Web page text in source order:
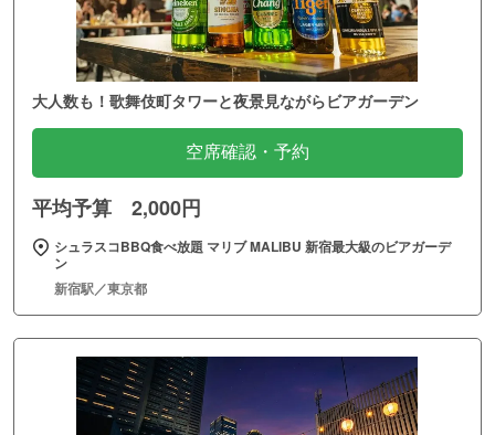
大人数も！歌舞伎町タワーと夜景見ながらビアガーデン
空席確認・予約
平均予算 2,000円
シュラスコBBQ食べ放題 マリブ MALIBU 新宿最大級のビアガーデ
ン
新宿駅／東京都